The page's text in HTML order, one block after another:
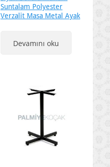
Suntalam Polyester
Verzalit Masa Metal Ayak
Devamını oku